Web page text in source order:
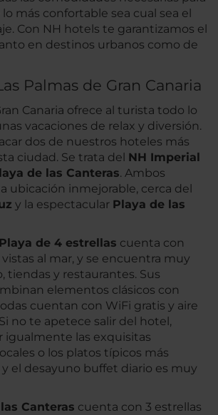
más confortable sea cual sea el
Con NH hotels te garantizamos el
en destinos urbanos como de
Palmas de Gran Canaria
Canaria ofrece al turista todo lo
vacaciones de relax y diversión.
dos de nuestros hoteles más
ciudad. Se trata del NH Imperial
de las Canteras. Ambos
ubicación inmejorable, cerca del
y la espectacular Playa de las
de 4 estrellas cuenta con
al mar, y se encuentra muy
tiendas y restaurantes. Sus
elementos clásicos con
cuentan con WiFi gratis y aire
no te apetece salir del hotel,
igualmente las exquisitas
o los platos típicos más
el desayuno buffet diario es muy
Canteras cuenta con 3 estrellas